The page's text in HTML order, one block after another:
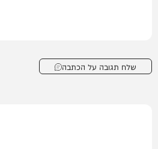
שלח תגובה על הכתבה